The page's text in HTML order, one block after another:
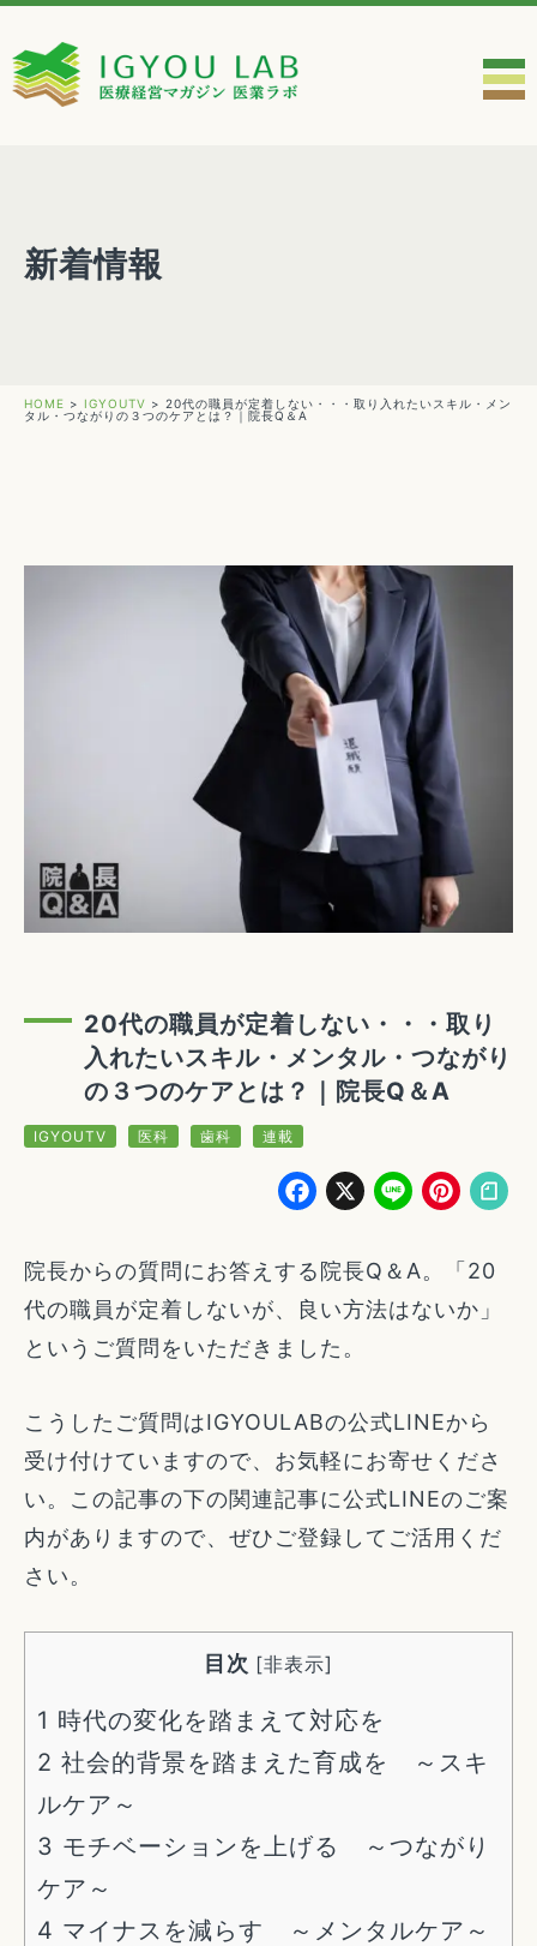
新着情報
HOME > IGYOUTV > 20代の職員が定着しない・・・取り入れたいスキル・メン
タル・つながりの３つのケアとは？｜院長Q＆A
20代の職員が定着しない・・・取り
入れたいスキル・メンタル・つながり
の３つのケアとは？｜院長Q＆A
IGYOUTV 医科 歯科 連載
Facebook
X Line
院長からの質問にお答えする院長Q＆A。「20
代の職員が定着しないが、良い方法はないか」
というご質問をいただきました。
こうしたご質問はIGYOULABの公式LINEから
受け付けていますので、お気軽にお寄せくださ
い。この記事の下の関連記事に公式LINEのご案
内がありますので、ぜひご登録してご活用くだ
さい。
目次 [非表示]
1 時代の変化を踏まえて対応を
2 社会的背景を踏まえた育成を ～スキ
ルケア～
3 モチベーションを上げる ～つながり
ケア～
4 マイナスを減らす ～メンタルケア～